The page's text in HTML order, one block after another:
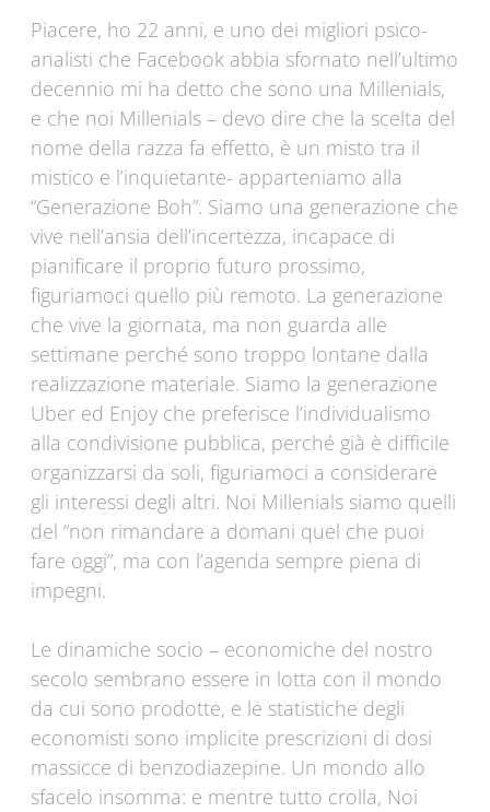
Piacere, ho 22 anni, e uno dei migliori psico-
analisti che Facebook abbia sfornato nell’ultimo
decennio mi ha detto che sono una Millenials,
e che noi Millenials – devo dire che la scelta del
nome della razza fa effetto, è un misto tra il
mistico e l’inquietante- apparteniamo alla
“Generazione Boh”. Siamo una generazione che
vive nell’ansia dell’incertezza, incapace di
pianificare il proprio futuro prossimo,
figuriamoci quello più remoto. La generazione
che vive la giornata, ma non guarda alle
settimane perché sono troppo lontane dalla
realizzazione materiale. Siamo la generazione
Uber ed Enjoy che preferisce l’individualismo
alla condivisione pubblica, perché già è difficile
organizzarsi da soli, figuriamoci a considerare
gli interessi degli altri. Noi Millenials siamo quelli
del “non rimandare a domani quel che puoi
fare oggi”, ma con l’agenda sempre piena di
impegni.
Le dinamiche socio – economiche del nostro
secolo sembrano essere in lotta con il mondo
da cui sono prodotte, e le statistiche degli
economisti sono implicite prescrizioni di dosi
massicce di benzodiazepine. Un mondo allo
sfacelo insomma: e mentre tutto crolla, Noi